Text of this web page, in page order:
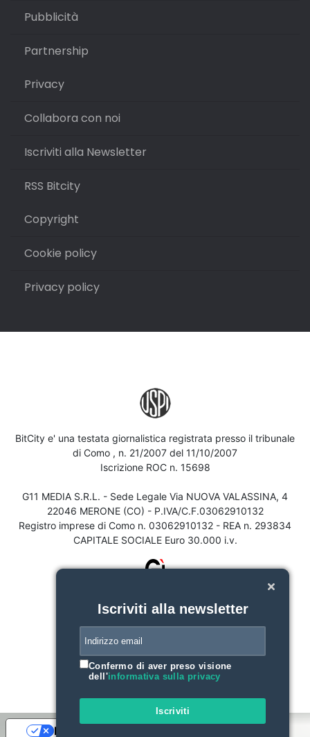
Pubblicità
Partnership
Privacy
Collabora con noi
Iscriviti alla Newsletter
RSS Bitcity
Copyright
Cookie policy
Privacy policy
BitCity e' una testata giornalistica registrata presso il tribunale
di Como , n. 21/2007 del 11/10/2007
Iscrizione ROC n. 15698
G11 MEDIA S.R.L. - Sede Legale Via NUOVA VALASSINA, 4
22046 MERONE (CO) - P.IVA/C.F.03062910132
Registro imprese di Como n. 03062910132 - REA n. 293834
CAPITALE SOCIALE Euro 30.000 i.v.
Iscriviti alla newsletter
Confermo di aver preso visione
dell'informativa sulla privacy
Iscriviti
Le tue preferenze relative alla privacy